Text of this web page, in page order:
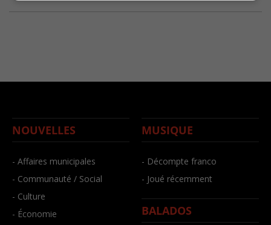
NOUVELLES
- Affaires municipales
- Communauté / Social
- Culture
- Économie
MUSIQUE
- Décompte franco
- Joué récemment
BALADOS